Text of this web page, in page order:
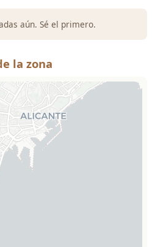
aún. Sé el primero.
la zona